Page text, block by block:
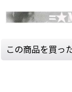
この商品を買っ